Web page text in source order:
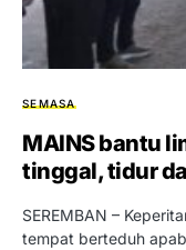
SEMASA
MAINS bantu
tinggal, tidur
SEREMBAN –
tempat berteduh